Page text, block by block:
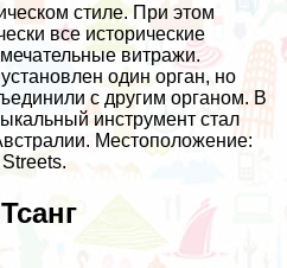
стиле. При этом
все исторические
витражи.
один орган, но
с другим органом. В
инструмент стал
Местоположение: